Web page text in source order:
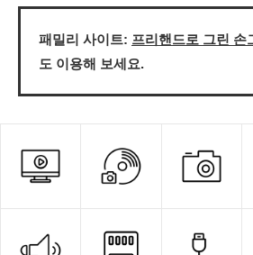
패밀리 사이트: 프리핸드로 그린 손
도 이용해 보세요.